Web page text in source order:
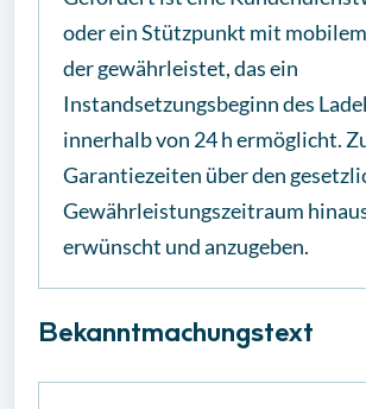
oder ein Stützpunkt mit
der gewährleistet, das ein
Instandsetzungsbeginn des
innerhalb von 24 h ermöglicht.
Garantiezeiten über den
Gewährleistungszeitraum
erwünscht und anzugeben.
Bekanntmachungstext